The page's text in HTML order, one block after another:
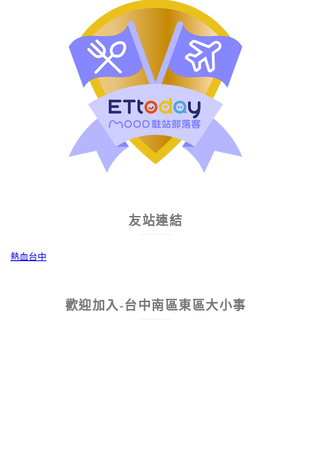
友站連結
熱血台中
歡迎加入-台中南區東區大小事